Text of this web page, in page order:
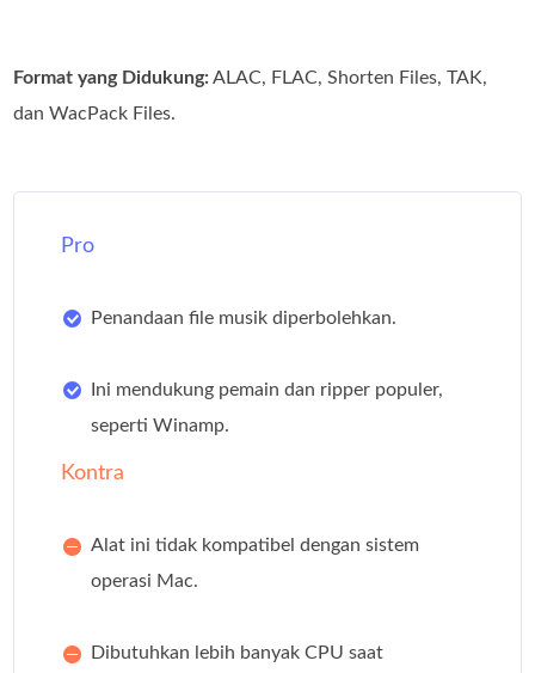
Format yang Didukung:ALAC, FLAC, Shorten Files, TAK,
dan WacPack Files.
Pro
Penandaan file musik diperbolehkan.
Ini mendukung pemain dan ripper populer,
seperti Winamp.
Kontra
Alat ini tidak kompatibel dengan sistem
operasi Mac.
Dibutuhkan lebih banyak CPU saat